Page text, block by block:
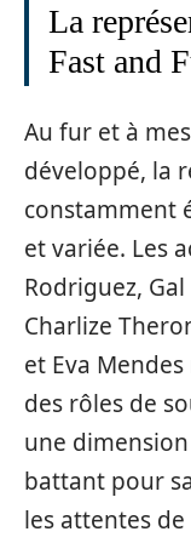
La
Fast and
Au fur et à
développé, la
constamment
et variée. Les
Rodriguez,
Charlize
et Eva
des rôles de
une
battant pour
les attentes